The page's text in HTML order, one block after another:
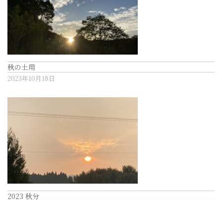
秋の土用
2023年10月18日
2023 秋分